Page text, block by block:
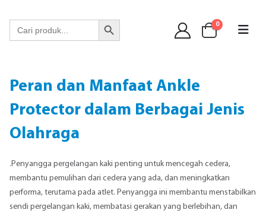
Search
for:
Search Button
0
Peran dan Manfaat Ankle
Protector dalam Berbagai Jenis
Olahraga
.Penyangga pergelangan kaki penting untuk mencegah cedera,
membantu pemulihan dari cedera yang ada, dan meningkatkan
performa, terutama pada atlet. Penyangga ini membantu menstabilkan
sendi pergelangan kaki, membatasi gerakan yang berlebihan, dan